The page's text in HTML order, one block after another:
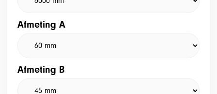
Afmeting A
Afmeting B